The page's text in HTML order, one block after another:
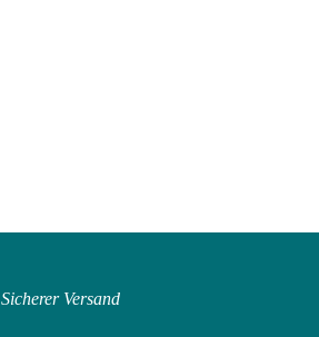
Sicherer Versand